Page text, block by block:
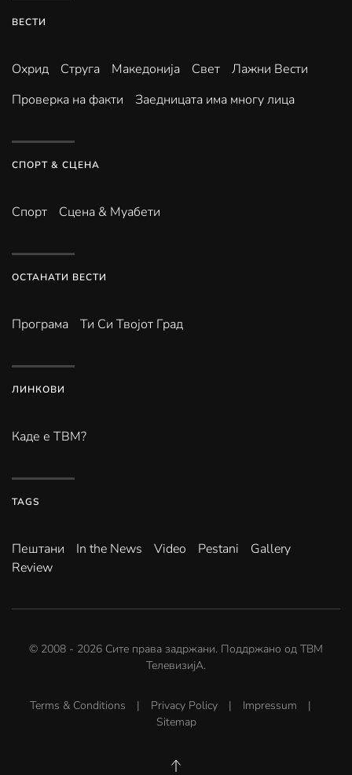
ВЕСТИ
Охрид Струга Македонија Свет
Лажни Вести
Проверка на факти
Заедницата има многу лица
СПОРТ & СЦЕНА
Спорт Сцена & Муабети
ОСТАНАТИ ВЕСТИ
Програма Ти Си Твојот Град
ЛИНКОВИ
Каде е ТВМ?
TAGS
Пештани In the News Video Pestani
Gallery
Review
© 2008 - 2026 Сите права задржани. Поддржано од ТВМ
ТелевизијА.
Terms & Conditions | Privacy Policy | Impressum |
Sitemap